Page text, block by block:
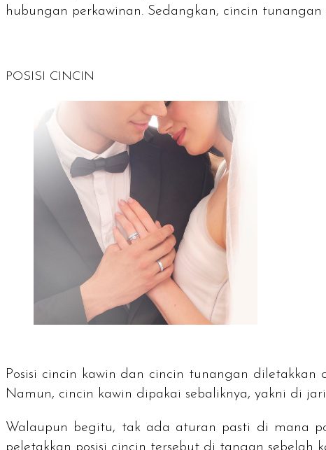
hubungan perkawinan. Sedangkan, cincin
POSISI CINCIN
Posisi cincin kawin dan cincin tunangan
Namun, cincin kawin dipakai sebaliknya, yakni di
Walaupun begitu, tak ada aturan pasti di mana